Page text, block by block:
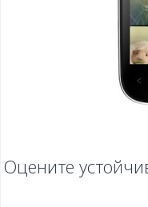
Оцените